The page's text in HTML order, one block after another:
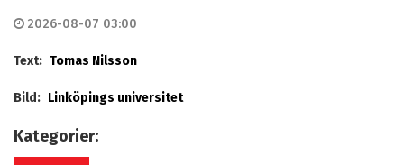
2026-08-07 03:00
Text: Tomas Nilsson
Bild: Linköpings universitet
Kategorier: